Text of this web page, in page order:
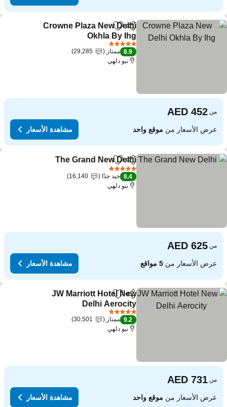
مشاركةAdd to favorites
Crowne Plaza New Delhi
Okhla By Ihg
8.9 ممتاز
29,285
نيو دلهي
من
عرض الأسعار منموقع واحد مشاهدة الأسعار
مشاركةAdd to favorites
The Grand New Delhi
8.4 جيد جدًا
16,140
نيو دلهي
من
عرض الأسعار من5 مواقع مشاهدة الأسعار
مشاركةAdd to favorites
JW Marriott Hotel New
Delhi Aerocity
9.2 ممتاز
30,501
نيو دلهي
من
عرض الأسعار منموقع واحد مشاهدة الأسعار